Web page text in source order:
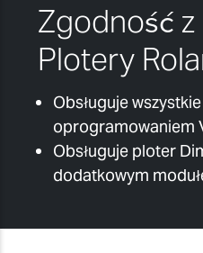
Zgodność z
Plotery
Obsługuje
oprogramowaniem
Obsługuje ploter
dodatkowym